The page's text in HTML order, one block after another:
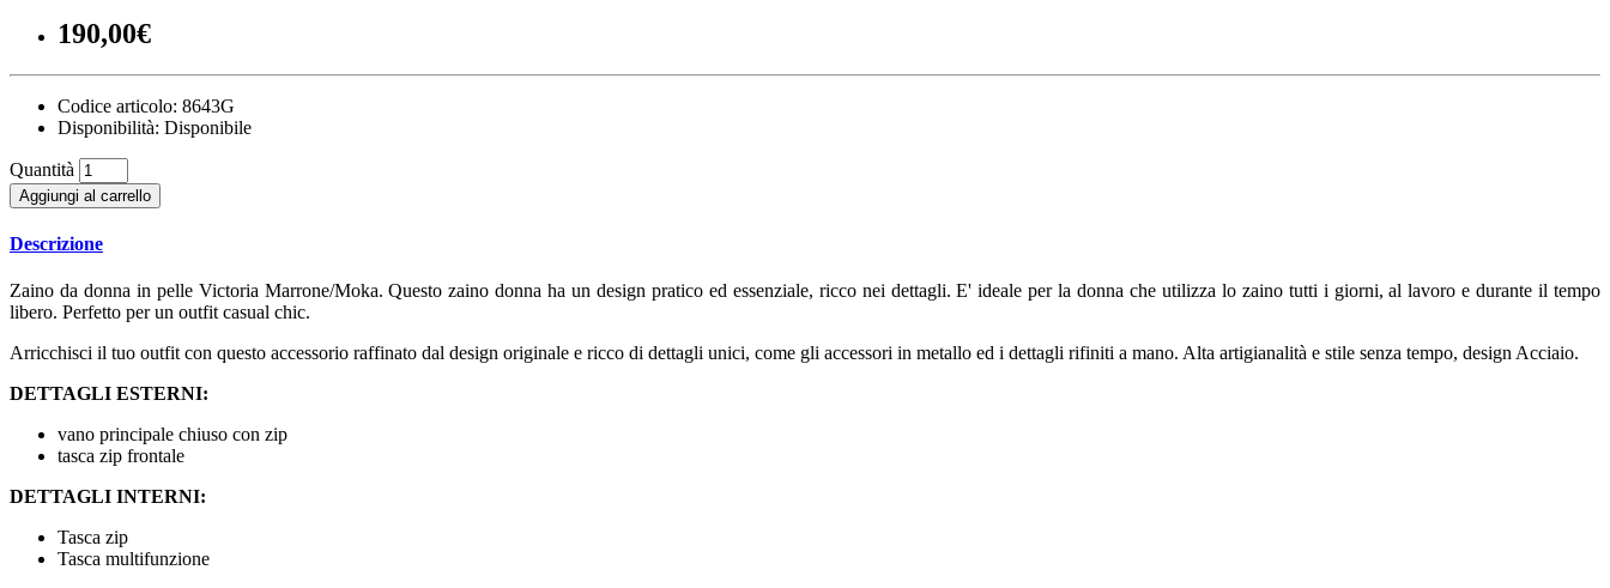
190,00€
Codice articolo: 8643G
Disponibilità: Disponibile
Quantità
Aggiungi al carrello
Descrizione
Zaino da donna in pelle Victoria Marrone/Moka. Questo zaino donna ha un design pratico ed essenziale, ricco nei dettagli. E' ideale per la donna che utilizza lo zaino tutti i giorni, al lavoro e durante il tempo
libero. Perfetto per un outfit casual chic.
Arricchisci il tuo outfit con questo accessorio raffinato dal design originale e ricco di dettagli unici, come gli accessori in metallo ed i dettagli rifiniti a mano. Alta artigianalità e stile senza tempo, design Acciaio.
DETTAGLI ESTERNI:
vano principale chiuso con zip
tasca zip frontale
DETTAGLI INTERNI:
Tasca zip
Tasca multifunzione